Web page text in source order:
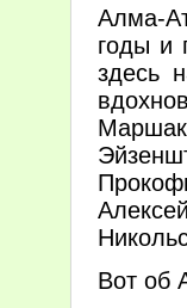
Алма-
годы и
здесь
Вот об